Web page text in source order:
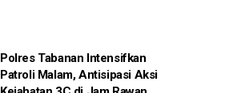
Polres Tabanan Intensifkan
Patroli Malam, Antisipasi Aksi